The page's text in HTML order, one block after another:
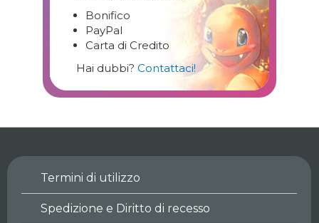
Bonifico
PayPal
Carta di Credito
Hai dubbi? Contattaci!
Termini di utilizzo
Spedizione e Diritto di recesso